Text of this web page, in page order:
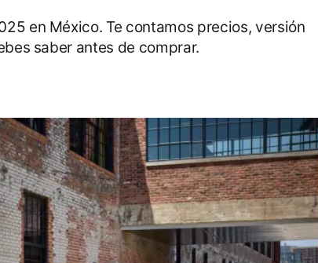
en México. Te contamos precios, versión
saber antes de comprar.